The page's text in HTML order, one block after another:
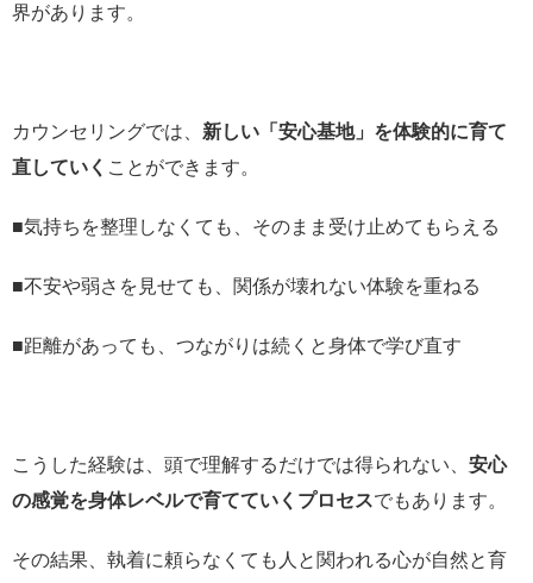
界があります。
カウンセリングでは、 新しい「安心基地」を体験的に育て
直していく ことができます。
■気持ちを整理しなくても、そのまま受け止めてもらえる
■不安や弱さを見せても、関係が壊れない体験を重ねる
■距離があっても、つながりは続くと身体で学び直す
こうした経験は、頭で理解するだけでは得られない、 安心
の感覚を身体レベルで育てていくプロセスでもあります。
その結果、執着に頼らなくても人と関われる心が自然と育